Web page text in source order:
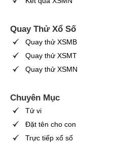
Quay Thử Xổ Số
Quay thử XSMB
Quay thử XSMT
Quay thử XSMN
Chuyên Mục
Tử vi
Đặt tên cho con
Trực tiếp xổ số